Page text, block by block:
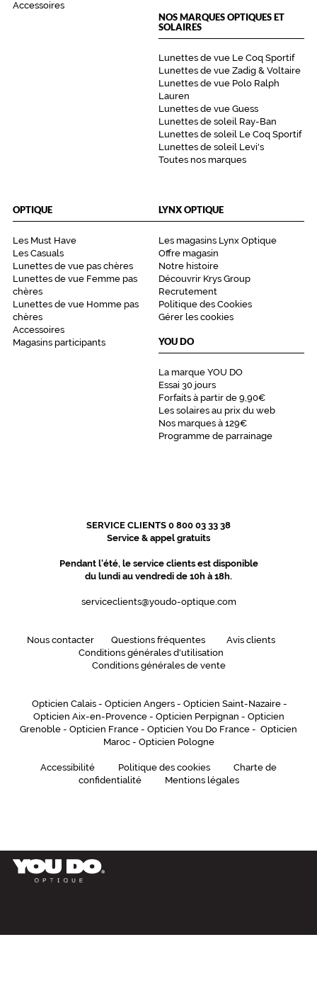
Accessoires
NOS MARQUES OPTIQUES ET
SOLAIRES
Lunettes de vue Le Coq Sportif
Lunettes de vue Zadig & Voltaire
Lunettes de vue Polo Ralph
Lauren
Lunettes de vue Guess
Lunettes de soleil Ray-Ban
Lunettes de soleil Le Coq Sportif
Lunettes de soleil Levi's
Toutes nos marques
OPTIQUE
Les Must Have
Les Casuals
Lunettes de vue pas chères
Lunettes de vue Femme pas
chères
Lunettes de vue Homme pas
chères
Accessoires
Magasins participants
LYNX OPTIQUE
Les magasins Lynx Optique
Offre magasin
Notre histoire
Découvrir Krys Group
Recrutement
Politique des Cookies
Gérer les cookies
YOU DO
La marque YOU DO
Essai 30 jours
Forfaits à partir de 9,90€
Les solaires au prix du web
Nos marques à 129€
Programme de parrainage
SERVICE CLIENTS 0 800 03 33 38
Service & appel gratuits
Pendant l'été, le service clients est disponible
du lundi au vendredi de 10h à 18h.
serviceclients@youdo-optique.com
Nous contacter Questions fréquentes
Avis clients
Conditions générales d'utilisation
Conditions générales de vente
Opticien Calais - Opticien Angers - Opticien Saint-Nazaire -
Opticien Aix-en-Provence- Opticien Perpignan - Opticien
Grenoble - Opticien France - Opticien You Do France - Opticien
Maroc- Opticien Pologne
Accessibilité Politique des cookies
Charte de
confidentialité
Mentions légales